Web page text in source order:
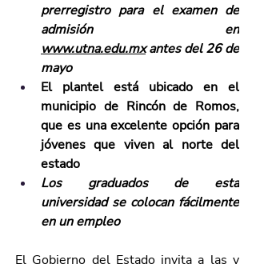
prerregistro para el examen de
www.utna.edu.mx antes del 26 de
mayo
El plantel está ubicado en el
municipio de Rincón de Romos,
que es una excelente opción para
jóvenes que viven al norte del
estado
Los graduados de esta
universidad se colocan fácilmente
en un empleo
El Gobierno del Estado invita a las y